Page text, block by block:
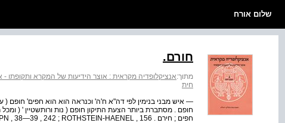
שלום אורח
חורם.
מתוך:אנציקלופדיה מקראית : אוצר הידיעות של המקרא ותקופתו
חית
חופם . מסתברת ביותר הצעת התיקון חופם ( נות ורותשטיין ' (
חפים ; חירם . NOTH , IPN , 38—39 , 242 ; ROTHSTEIN-HAENEL , 156 נ"א